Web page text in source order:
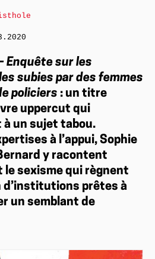
Enquête sur les
subies par des femmes
policiers : un titre
uppercut qui
un sujet tabou.
à l’appui, Sophie
y racontent
le sexisme qui règnent
d’institutions prêtes à
un semblant de